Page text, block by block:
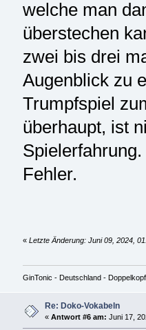
welche man
überstechen
zwei bis drei
Augenblick zu
Trumpfspiel
überhaupt, ist
Fehler.
« Letzte Änderung: Juni 09, 2024,
GinTonic - Deutschland - Doppelkopf
Re: Doko-Vokabeln
« Antwort #6 am: Juni 17,